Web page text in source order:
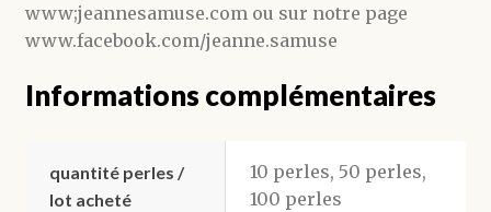
www;jeannesamuse.com ou sur notre page
www.facebook.com/jeanne.samuse
Informations complémentaires
quantité perles /
lot acheté
10 perles, 50 perles,
100 perles